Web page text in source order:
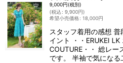
9,000円(税別)
(税込: 9,900円)
希望小売価格: 18,000円
スタッフ着用の感想
イント ・・ERUKEI
COUTURE・・ 総レー
です。 半袖で気にな